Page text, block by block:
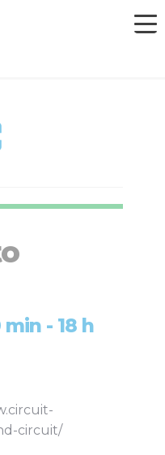
min - 18 h
circuit/